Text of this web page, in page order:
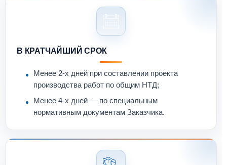
В КРАТЧАЙШИЙ СРОК
Менее 2-х дней при составлении проекта
производства работ по общим НТД;
Менее 4-х дней — по специальным
нормативным документам Заказчика.